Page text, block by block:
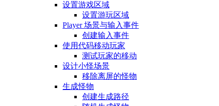
设置游戏区域
设置游玩区域
Player 场景与输入事件
创建输入事件
使用代码移动玩家
测试玩家的移动
设计小怪场景
移除离屏的怪物
生成怪物
创建生成路径